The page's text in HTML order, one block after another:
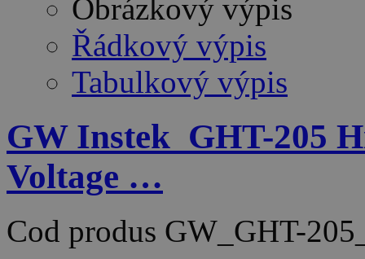
Obrázkový výpis
Řádkový výpis
Tabulkový výpis
GW Instek_GHT-205
Voltage …
Cod produs GW_GHT-